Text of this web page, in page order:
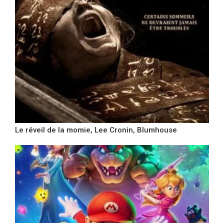
Le réveil de la momie, Lee Cronin, Blumhouse